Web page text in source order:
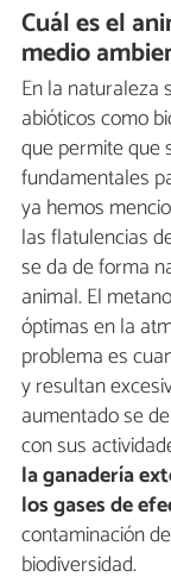
Cuál es el
medio
En la naturaleza
abióticos como
que permite que
fundamentales
ya hemos
las flatulencias
se da de forma
animal. El
óptimas en la
problema es
y resultan
aumentado se
con sus
la ganadería
los gases de
contaminación
biodiversidad.